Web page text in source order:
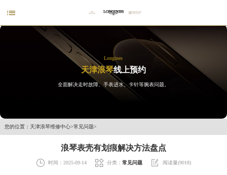

Longines
天津浪琴线上预约
全面解决走时故障、手表进水、卡针等腕表问题。
您的位置： 天津浪琴维修中心>常见问题>
浪琴表壳有划痕解决方法盘点
 时间：2025-09-14  分类： 常见问题  阅读量(9018)